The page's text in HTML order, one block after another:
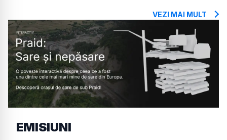
VEZI MAI MULT
EMISIUNI